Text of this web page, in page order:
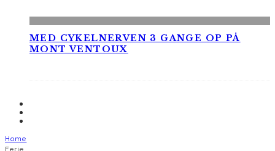
MED CYKELNERVEN 3 GANGE OP PÅ
MONT VENTOUX
Home
Ferie